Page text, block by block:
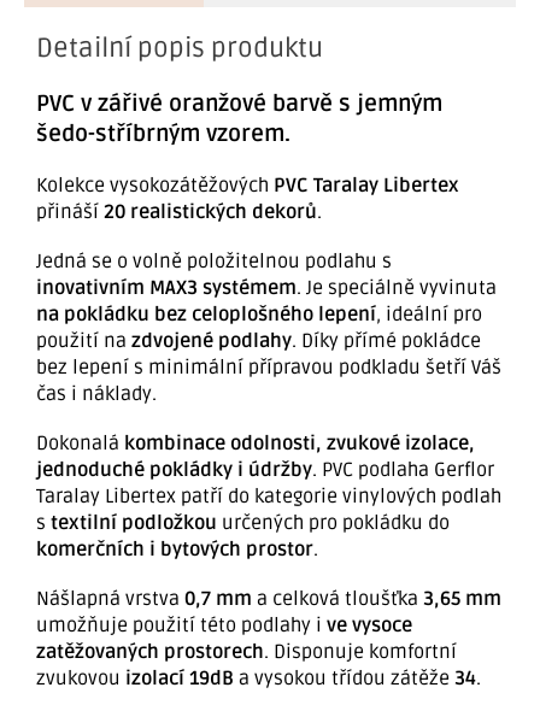
Detailní popis produktu
PVC v zářivé oranžové barvě s jemným
šedo-stříbrným vzorem.
Kolekce vysokozátěžových PVC Taralay Libertex
přináší 20 realistických dekorů.
Jedná se o volně položitelnou podlahu s
inovativním MAX3 systémem. Je speciálně vyvinuta
na pokládku bez celoplošného lepení, ideální pro
použití na zdvojené podlahy. Díky přímé pokládce
bez lepení s minimální přípravou podkladu šetří Váš
čas i náklady.
Dokonalá kombinace odolnosti, zvukové izolace,
jednoduché pokládky i údržby. PVC podlaha Gerflor
Taralay Libertex patří do kategorie vinylových podlah
s textilní podložkou určených pro pokládku do
komerčních i bytových prostor.
Nášlapná vrstva 0,7 mm a celková tloušťka 3,65 mm
umožňuje použití této podlahy i ve vysoce
zatěžovaných prostorech. Disponuje komfortní
zvukovou izolací 19dB a vysokou třídou zátěže 34.